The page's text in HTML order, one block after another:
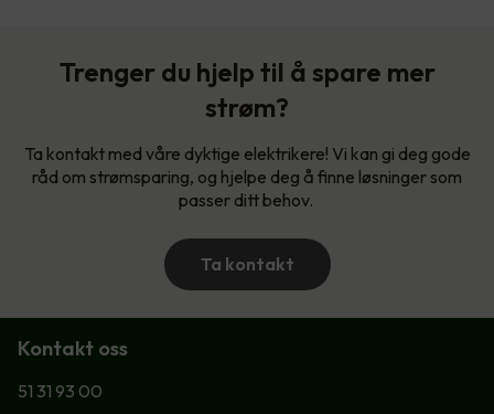
Trenger du hjelp til å spare mer
strøm?
Ta kontakt med våre dyktige elektrikere! Vi kan gi deg gode
råd om strømsparing, og hjelpe deg å finne løsninger som
passer ditt behov.
Ta kontakt
Kontakt oss
51 31 93 00